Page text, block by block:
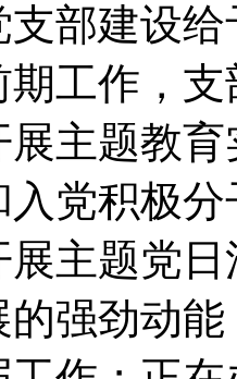
部建设
工作， 支
主题教
党积极
主题党日
强劲动能